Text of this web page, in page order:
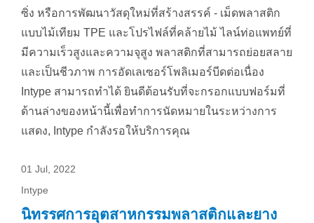
ซิ่ง หรือการพัฒนาวัสดุใหม่ที่สร้างสรรค์ - เม็ดพลาสติก
แบบไม้เทียม TPE และโปรไฟล์ที่คล้ายไม้ ไลน์ท่อแพทย์ที่
มีความเร็วสูงและความจุสูง พลาสติกที่สามารถย่อยสลาย
และเป็นชีวภาพ การอัดเลเซอร์โพลิเมอร์บีดต่อเนื่อง
Intype สามารถทำได้ ยินดีต้อนรับที่จะกรอกแบบฟอร์มที่
ด้านล่างของหน้านี้เพื่อทำการนัดหมายในระหว่างการ
แสดง, Intype กำลังรอให้บริการคุณ
01 Jul, 2022
Intype
นิทรรศการอุตสาหกรรมพลาสติกและยาง